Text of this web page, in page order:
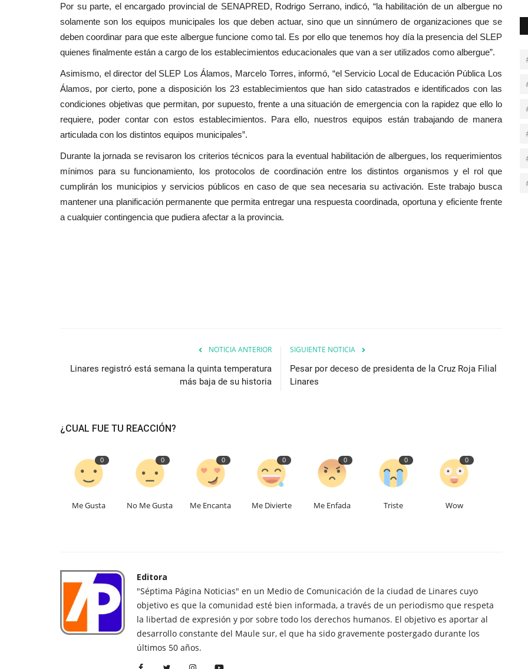
Por su parte, el encargado provincial de SENAPRED, Rodrigo Serrano, indicó, “la habilitación de un albergue no
solamente son los equipos municipales los que deben actuar, sino que un sinnúmero de organizaciones que se
deben coordinar para que este albergue funcione como tal. Es por ello que tenemos hoy día la presencia del SLEP
quienes finalmente están a cargo de los establecimientos educacionales que van a ser utilizados como albergue”.
Asimismo, el director del SLEP Los Álamos, Marcelo Torres, informó, “el Servicio Local de Educación Pública Los
Álamos, por cierto, pone a disposición los 23 establecimientos que han sido catastrados e identificados con las
condiciones objetivas que permitan, por supuesto, frente a una situación de emergencia con la rapidez que ello lo
requiere, poder contar con estos establecimientos. Para ello, nuestros equipos están trabajando de manera
articulada con los distintos equipos municipales”.
Durante la jornada se revisaron los criterios técnicos para la eventual habilitación de albergues, los requerimientos
mínimos para su funcionamiento, los protocolos de coordinación entre los distintos organismos y el rol que
cumplirán los municipios y servicios públicos en caso de que sea necesaria su activación. Este trabajo busca
mantener una planificación permanente que permita entregar una respuesta coordinada, oportuna y eficiente frente
a cualquier contingencia que pudiera afectar a la provincia.
NOTICIA ANTERIOR
Linares registró está semana la quinta temperatura
más baja de su historia
SIGUIENTE NOTICIA
Pesar por deceso de presidenta de la Cruz Roja Filial
Linares
¿CUAL FUE TU REACCIÓN?
0
Me Gusta
0
No Me Gusta
0
Me Encanta
0
Me Divierte
0
Me Enfada
0
Triste
0
Wow
Editora
"Séptima Página Noticias" en un Medio de Comunicación de la ciudad de Linares cuyo
objetivo es que la comunidad esté bien informada, a través de un periodismo que respeta
la libertad de expresión y por sobre todo los derechos humanos. El objetivo es aportar al
desarrollo constante del Maule sur, el que ha sido gravemente postergado durante los
últimos 50 años.